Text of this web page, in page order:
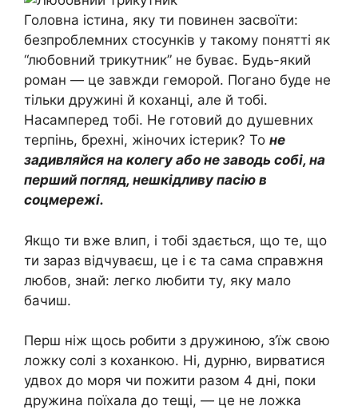
Головна істина, яку ти повинен засвоїти:
безпроблемних стосунків у такому понятті як
“любовний трикутник” не буває. Будь-який
роман — це завжди геморой. Погано буде не
тільки дружині й коханці, але й тобі.
Насамперед тобі. Не готовий до душевних
терпінь, брехні, жіночих істерик? То не
задивляйся на колегу або не заводь собі, на
перший погляд, нешкідливу пасію в
соцмережі.
Якщо ти вже влип, і тобі здається, що те, що
ти зараз відчуваєш, це і є та сама справжня
любов, знай: легко любити ту, яку мало
бачиш.
Перш ніж щось робити з дружиною, з’їж свою
ложку солі з коханкою. Ні, дурню, вирватися
удвох до моря чи пожити разом 4 дні, поки
дружина поїхала до тещі, — це не ложка